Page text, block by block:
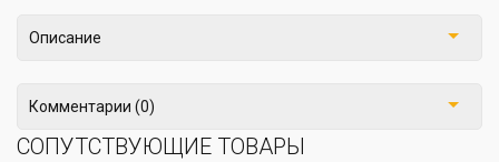
Описание
Комментарии (0)
СОПУТСТВУЮЩИЕ ТОВАРЫ